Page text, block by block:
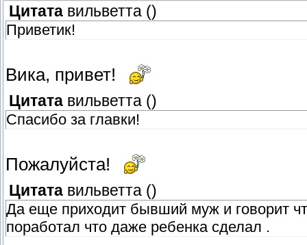
Цитата вильветта ()
Приветик!
Вика, привет!
Цитата вильветта ()
Спасибо за главки!
Пожалуйста!
Цитата вильветта ()
Да еще приходит бывший муж и говорит
поработал что даже ребенка сделал .